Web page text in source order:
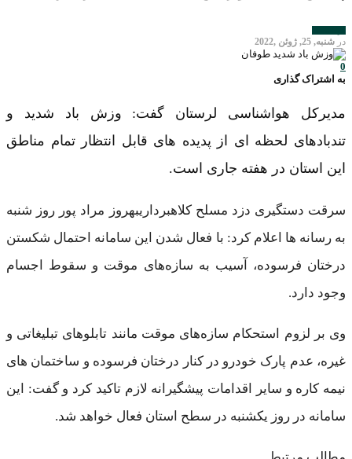
در شنبه, 25, ژوئن ,2022
0
به اشتراک گذاری
مدیرکل هواشناسی لرستان گفت: وزش باد شدید و
تندبادهای لحظه ای از پدیده های قابل انتظار تمام مناطق
این استان در هفته جاری است.
سرقت دستگیری دزد مسلح کلاهبرداریبهروز مراد پور روز شنبه
به رسانه ها اعلام کرد: با فعال شدن این سامانه احتمال شکستن
درختان فرسوده، آسیب به سازه‌های موقت و سقوط اجسام
وجود دارد.
وی بر لزوم استحکام سازه‌های موقت مانند تابلوهای تبلیغاتی و
غیره، عدم پارک خودرو در کنار درختان فرسوده و ساختمان های
نیمه کاره و سایر اقدامات پیشگیرانه لازم تاکید کرد و گفت: این
سامانه در روز یکشنبه در سطح استان فعال خواهد شد.